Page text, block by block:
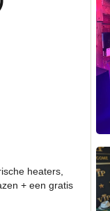
heaters,
+ een gratis